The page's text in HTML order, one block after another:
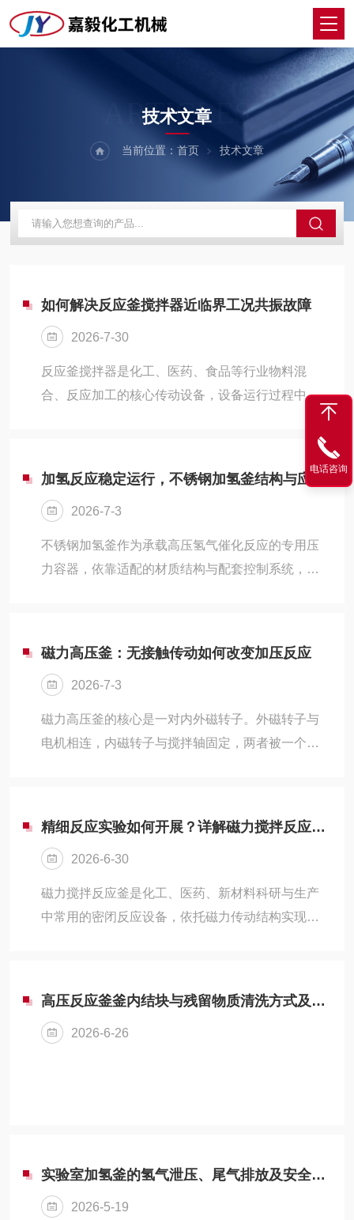
ARTICLES
技术文章
当前位置： 首页 技术文章
如何解决反应釜搅拌器近临界工况共振故障
2026-7-30
反应釜搅拌器​是化工、医药、食品等行业物料混
合、反应加工的核心传动设备，设备运行过程中，
2026-7-3
不锈钢加氢釜作为承载高压氢气催化反应的专用压
力容器，依靠适配的材质结构与配套控制系统，成
磁力高压釜：无接触传动如何改变加压反应
2026-7-3
磁力高压釜的核心是一对内外磁转子。外磁转子与
电机相连，内磁转子与搅拌轴固定，两者被一个封
精细反应实验如何开展？详解磁力搅拌反应釜特性
2026-6-30
磁力搅拌反应釜是化工、医药、新材料科研与生产
中常用的密闭反应设备，依托磁力传动结构实现无
高压反应釜釜内结块与残留物质清洗方式及高压清洗适配性分析
2026-6-26
实验室加氢釜的氢气泄压、尾气排放及安全收集处理规范
2026-5-19
电话咨询